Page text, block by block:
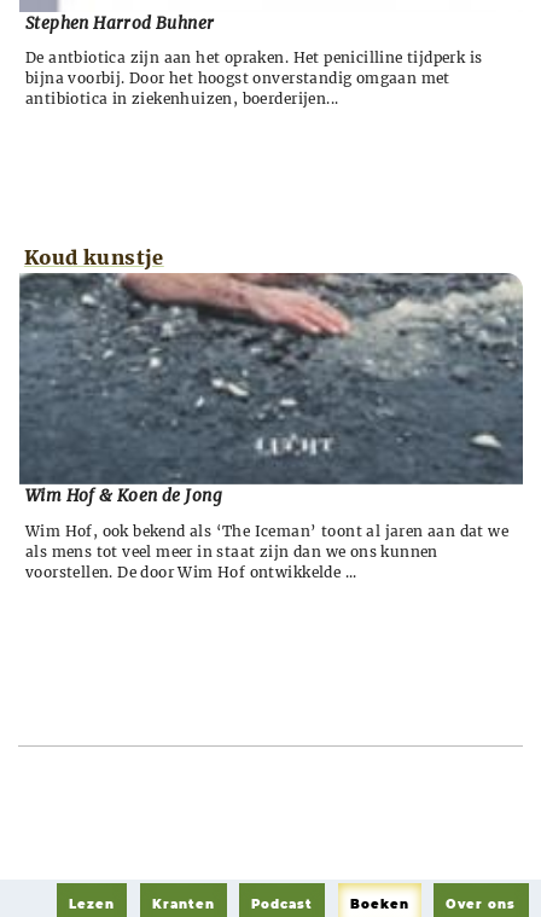
Stephen Harrod Buhner
De antbiotica zijn aan het opraken. Het penicilline tijdperk is
bijna voorbij. Door het hoogst onverstandig omgaan met
antibiotica in ziekenhuizen, boerderijen...
Koud kunstje
Wim Hof & Koen de Jong
Wim Hof, ook bekend als ‘The Iceman’ toont al jaren aan dat we
als mens tot veel meer in staat zijn dan we ons kunnen
voorstellen. De door Wim Hof ontwikkelde ...
Lezen Kranten Podcast Boeken Over ons